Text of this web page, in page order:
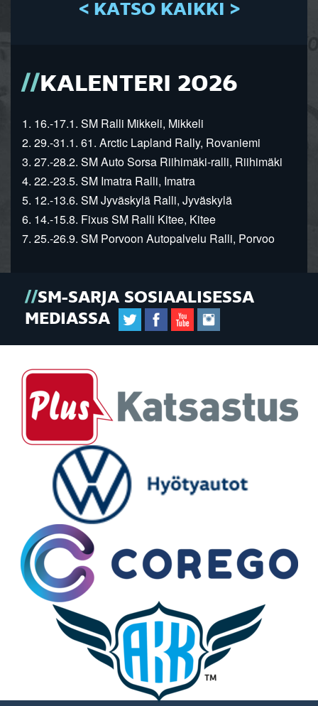
< KATSO KAIKKI >
KALENTERI 2026
1. 16.-17.1. SM Ralli Mikkeli, Mikkeli
2. 29.-31.1. 61. Arctic Lapland Rally, Rovaniemi
3. 27.-28.2. SM Auto Sorsa Riihimäki-ralli, Riihimäki
4. 22.-23.5. SM Imatra Ralli, Imatra
5. 12.-13.6. SM Jyväskylä Ralli, Jyväskylä
6. 14.-15.8. Fixus SM Ralli Kitee, Kitee
7. 25.-26.9. SM Porvoon Autopalvelu Ralli, Porvoo
SM-SARJA SOSIAALISESSA
MEDIASSA